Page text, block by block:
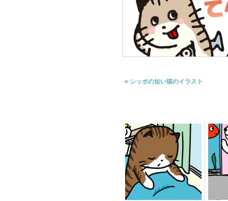
« シッポの短い猫のイラスト